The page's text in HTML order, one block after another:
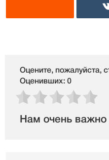
Оцените, пожалуйста,
Оценивших: 0
Нам очень